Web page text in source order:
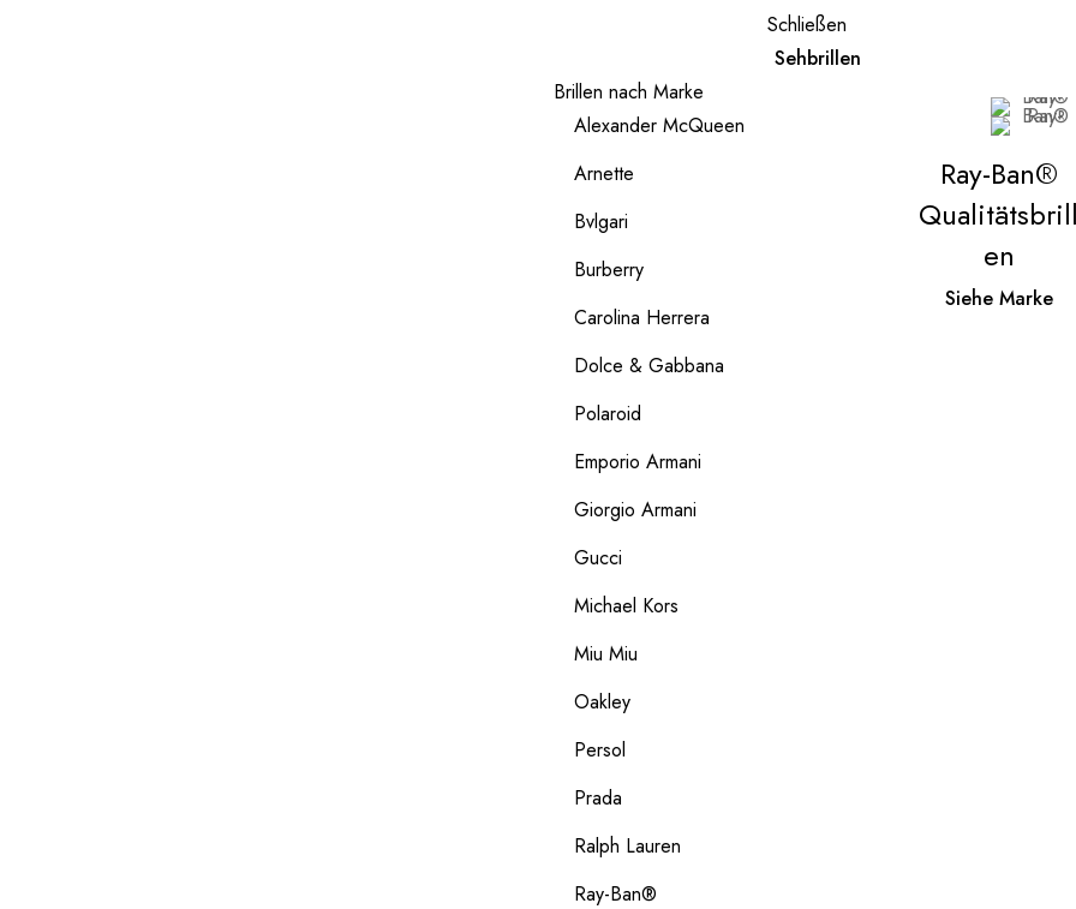
Schließen
Sehbrillen
Brillen nach Marke
Alexander McQueen
Arnette
Bvlgari
Burberry
Carolina Herrera
Dolce & Gabbana
Polaroid
Emporio Armani
Giorgio Armani
Gucci
Michael Kors
Miu Miu
Oakley
Persol
Prada
Ralph Lauren
Ray-Ban®
Ray-Ban®
en
Siehe Marke